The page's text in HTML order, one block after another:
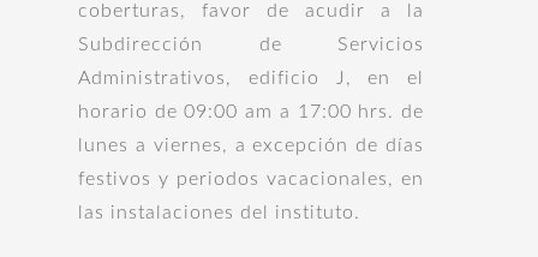
coberturas, favor de acudir a la
Subdirección de Servicios
Administrativos, edificio J, en el
horario de 09:00 am a 17:00 hrs. de
lunes a viernes, a excepción de días
festivos y periodos vacacionales, en
las instalaciones del instituto.